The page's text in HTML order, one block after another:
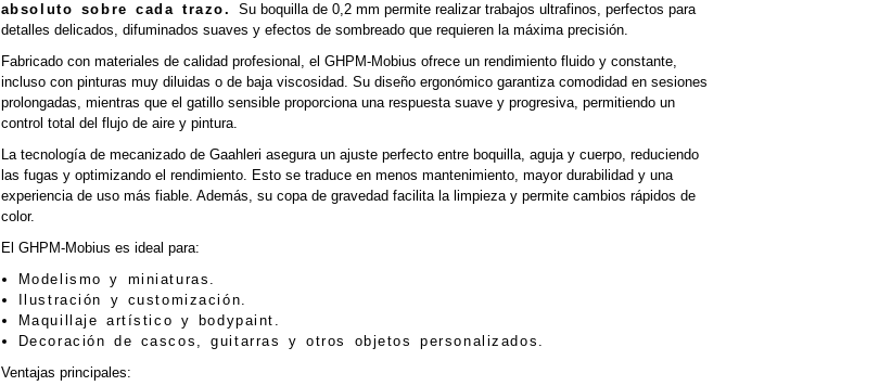
absoluto sobre cada trazo.
Su boquilla de 0,2 mm permite realizar trabajos ultrafinos, perfectos para
detalles delicados, difuminados suaves y efectos de sombreado que requieren la máxima precisión.
Fabricado con materiales de calidad profesional, el GHPM-Mobius ofrece un rendimiento fluido y constante,
incluso con pinturas muy diluidas o de baja viscosidad. Su diseño ergonómico garantiza comodidad en sesiones
prolongadas, mientras que el gatillo sensible proporciona una respuesta suave y progresiva, permitiendo un
control total del flujo de aire y pintura.
La tecnología de mecanizado de Gaahleri asegura un ajuste perfecto entre boquilla, aguja y cuerpo, reduciendo
las fugas y optimizando el rendimiento. Esto se traduce en menos mantenimiento, mayor durabilidad y una
experiencia de uso más fiable. Además, su copa de gravedad facilita la limpieza y permite cambios rápidos de
color.
El GHPM-Mobius es ideal para:
Modelismo y miniaturas.
Ilustración y customización.
Maquillaje artístico y bodypaint.
Decoración de cascos, guitarras y otros objetos personalizados.
Ventajas principales: